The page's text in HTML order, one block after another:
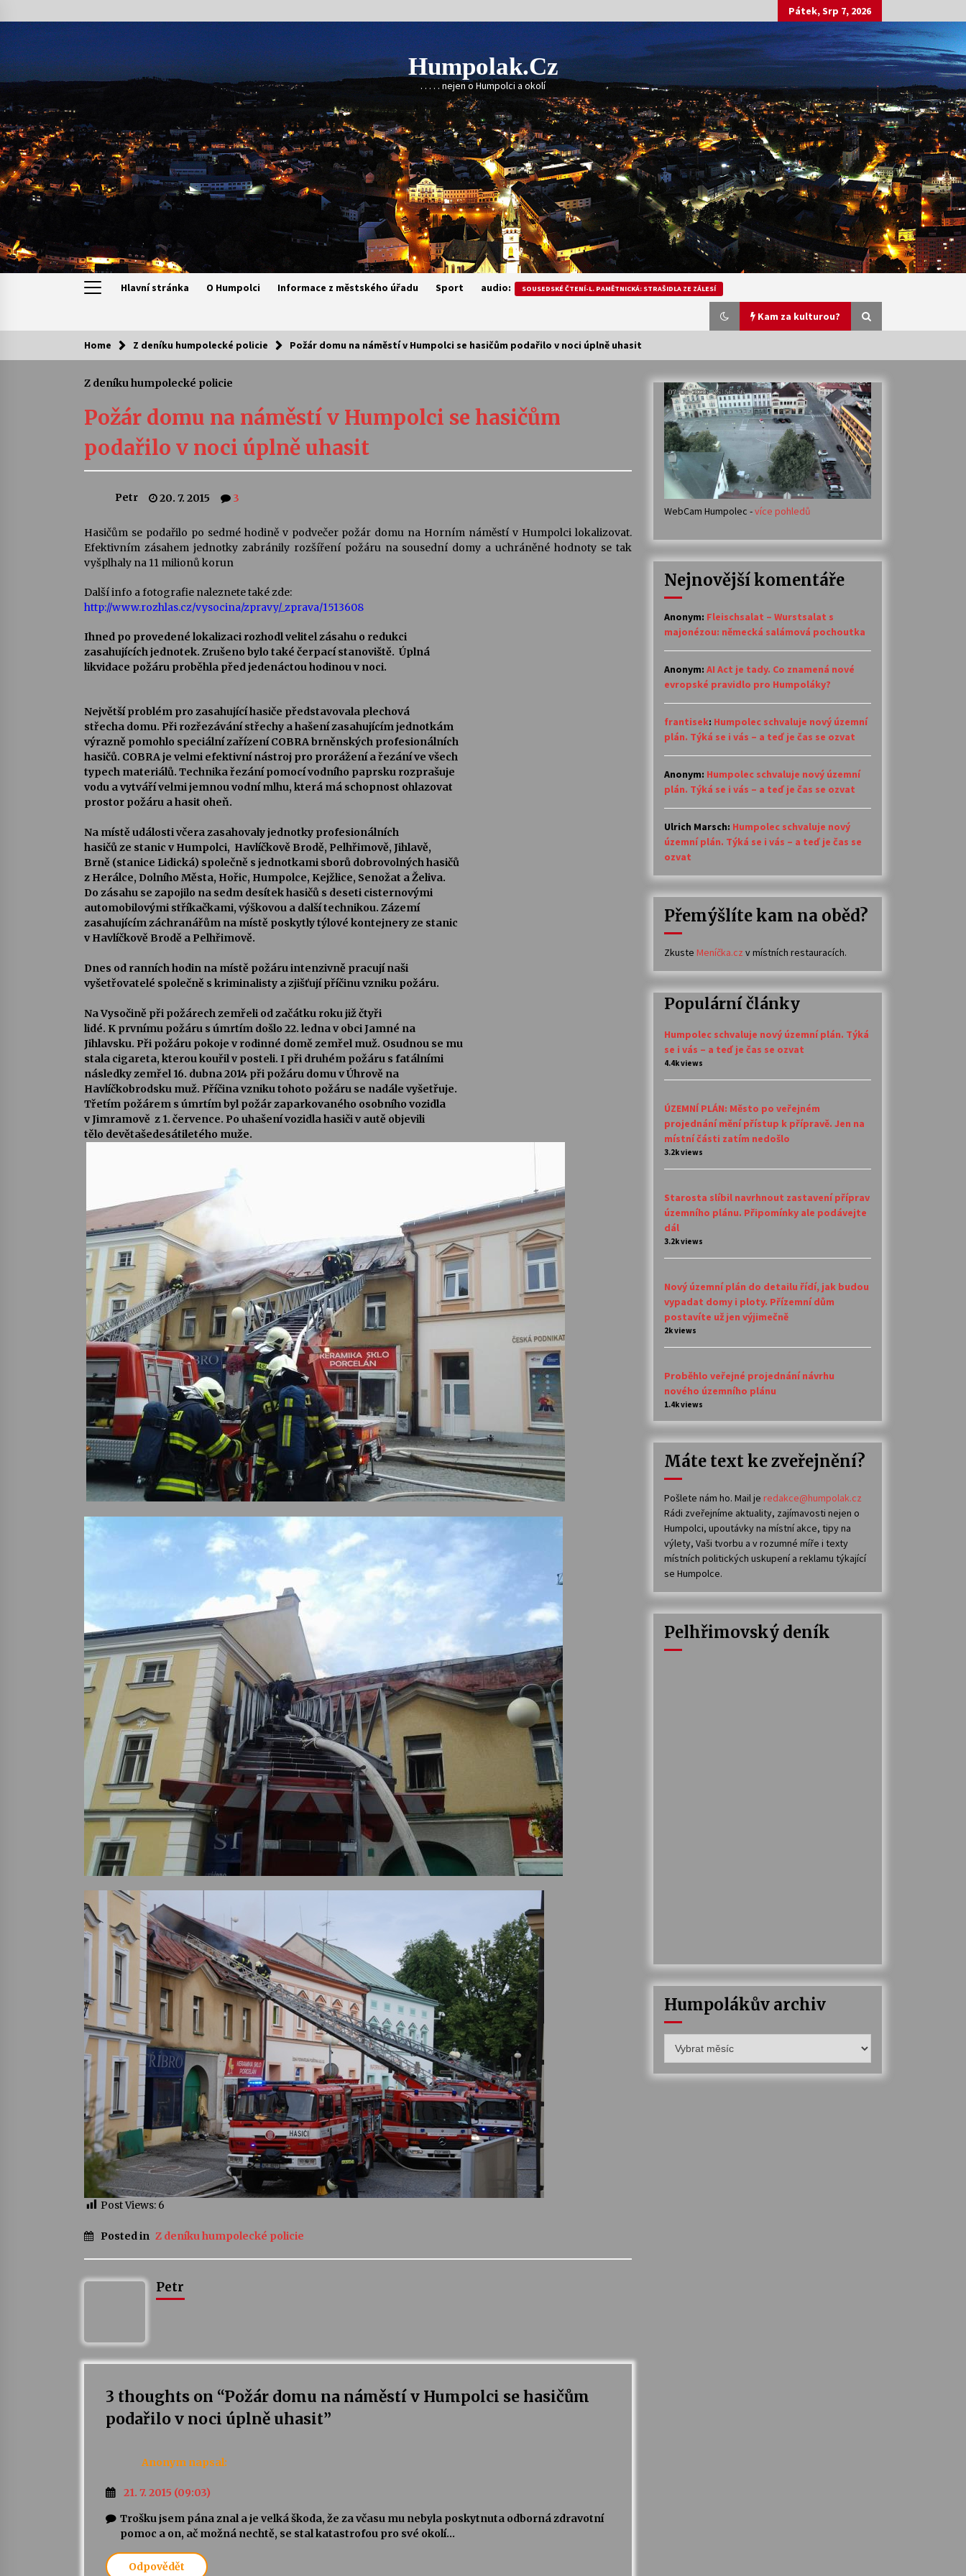
to
content
Pátek, Srp 7, 2026
Humpolak.cz
. . . . . nejen o Humpolci a okolí
Hlavní stránka O Humpolci Informace z městského úřadu Sport audio: SOUSEDSKÉ ČTENÍ-L. PAMĚTNICKÁ: STRAŠIDLA ZE ZÁLESÍ
Kam za kulturou?
Kam za kulturou?
Camerata a Sukuba Ensemble
4. 8. 2026
Stávám se kapkou
30. 7. 2026
Veselí muzikanti
30. 7. 2026
Pozvánka na integrační festival
Quijotova šedesátka: 28. 7.–1. 8.
28. 7. 2026
Kolchoz a Jenakaši
Votavžatský ploty
23. 7. 2026
Letní koncerty ve Stromovce: Rufus
Miller
22. 7. 2026
Vysočinka
17. 7. 2026 14. 7. 2026
Za kulturou kousek za Humpolec. V
Želivě ožije odkaz Josefa Čapka
30. 6. 2026
Home Z deníku humpolecké policie Požár domu na náměstí v Humpolci se hasičům podařilo v noci úplně uhasit
Z deníku humpolecké policie
Požár domu na náměstí v Humpolci se hasičům
podařilo v noci úplně uhasit
Petr 20. 7. 2015 3
Hasičům se podařilo po sedmé hodině v podvečer požár domu na Horním náměstí v Humpolci lokalizovat.
Efektivním zásahem jednotky zabránily rozšíření požáru na sousední domy a uchráněné hodnoty se tak
vyšplhaly na 11 milionů korun
Další info a fotografie naleznete také zde:
http://www.rozhlas.cz/vysocina/zpravy/_zprava/1513608
Ihned po provedené lokalizaci rozhodl velitel zásahu o redukci
zasahujících jednotek. Zrušeno bylo také čerpací stanoviště. Úplná
likvidace požáru proběhla před jedenáctou hodinou v noci.
Největší problém pro zasahující hasiče představovala plechová
střecha domu. Při rozřezávání střechy a hašení zasahujícím jednotkám
výrazně pomohlo speciální zařízení COBRA brněnských profesionálních
hasičů. COBRA je velmi efektivní nástroj pro prorážení a řezání ve všech
typech materiálů. Technika řezání pomocí vodního paprsku rozprašuje
vodu a vytváří velmi jemnou vodní mlhu, která má schopnost ohlazovat
prostor požáru a hasit oheň.
Na místě události včera zasahovaly jednotky profesionálních
hasičů ze stanic v Humpolci, Havlíčkově Brodě, Pelhřimově, Jihlavě,
Brně (stanice Lidická) společně s jednotkami sborů dobrovolných hasičů
z Herálce, Dolního Města, Hořic, Humpolce, Kejžlice, Senožat a Želiva.
Do zásahu se zapojilo na sedm desítek hasičů s deseti cisternovými
automobilovými stříkačkami, výškovou a další technikou. Zázemí
zasahujícím záchranářům na místě poskytly týlové kontejnery ze stanic
v Havlíčkově Brodě a Pelhřimově.
Dnes od ranních hodin na místě požáru intenzivně pracují naši
vyšetřovatelé společně s kriminalisty a zjišťují příčinu vzniku požáru.
Na Vysočině při požárech zemřeli od začátku roku již čtyři
lidé. K prvnímu požáru s úmrtím došlo 22. ledna v obci Jamné na
Jihlavsku. Při požáru pokoje v rodinné domě zemřel muž. Osudnou se mu
stala cigareta, kterou kouřil v posteli. I při druhém požáru s fatálními
následky zemřel 16. dubna 2014 při požáru domu v Úhrově na
Havlíčkobrodsku muž. Příčina vzniku tohoto požáru se nadále vyšetřuje.
Třetím požárem s úmrtím byl požár zaparkovaného osobního vozidla
v Jimramově z 1. července. Po uhašení vozidla hasiči v autě objevili
tělo devětašedesátiletého muže.
Post Views: 6
Posted in Z deníku humpolecké policie
Petr
3 thoughts on “Požár domu na náměstí v Humpolci se hasičům
podařilo v noci úplně uhasit”
Anonym napsal:
21. 7. 2015 (09:03)
Trošku jsem pána znal a je velká škoda, že za včasu mu nebyla poskytnuta odborná zdravotní
pomoc a on, ač možná nechtě, se stal katastrofou pro své okolí…
Odpovědět
WebCam Humpolec -více pohledů
Nejnovější komentáře
Anonym: Fleischsalat – Wurstsalat s
majonézou: německá salámová pochoutka
Anonym: AI Act je tady. Co znamená nové
evropské pravidlo pro Humpoláky?
frantisek: Humpolec schvaluje nový územní
plán. Týká se i vás – a teď je čas se ozvat
Anonym: Humpolec schvaluje nový územní
plán. Týká se i vás – a teď je čas se ozvat
Ulrich Marsch: Humpolec schvaluje nový
územní plán. Týká se i vás – a teď je čas se
ozvat
Přemýšlíte kam na oběd?
Zkuste Meníčka.cz v místních restauracích.
Populární články
Humpolec schvaluje nový územní plán. Týká
se i vás – a teď je čas se ozvat
4.4k views
ÚZEMNÍ PLÁN: Město po veřejném
projednání mění přístup k přípravě. Jen na
místní části zatím nedošlo
3.2k views
Starosta slíbil navrhnout zastavení příprav
územního plánu. Připomínky ale podávejte
dál
3.2k views
Nový územní plán do detailu řídí, jak budou
vypadat domy i ploty. Přízemní dům
postavíte už jen výjimečně
2k views
Proběhlo veřejné projednání návrhu
nového územního plánu
1.4k views
Máte text ke zveřejnění?
Pošlete nám ho. Mail je redakce@humpolak.cz
Rádi zveřejníme aktuality, zajímavosti nejen o
Humpolci, upoutávky na místní akce, tipy na
výlety, Vaši tvorbu a v rozumné míře i texty
místních politických uskupení a reklamu týkající
se Humpolce.
Pelhřimovský deník
Humpolákův archiv
archiv